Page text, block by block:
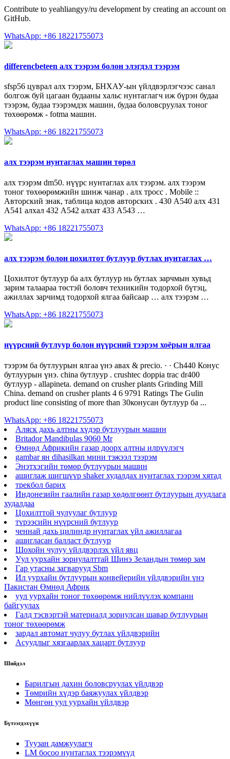
Contribute to yeahliangyy/ru development by creating an account on
GitHub.
WhatsApp: +86 18221755073
differencbeteen алх тээрэм болон элэгдэл тээрэм
sfsp56 цуврал алх тээрэм, БНХАУ-ын үйлдвэрлэгчээс санал
болгож буй цагаан будааны хальс нунтаглагч иж бүрэн будаа
тээрэм, будаа тээрэмдэх машин, будаа боловсруулах тоног
төхөөрөмж - fotma машин.
WhatsApp: +86 18221755073
алх тээрэм нунтаглах машин төрөл
алх тээрэм dm50. нүүрс нунтаглах алх тээрэм. алх тээрэм
тоног төхөөрөмжийн шинж чанар . алх тросс . Mobile ::
Авторский знак, таблица кодов авторских . 430 А540 алх 431
А541 алхал 432 А542 алхат 433 А543 …
WhatsApp: +86 18221755073
алх тээрэм болон цохилтот бутлуур бутлах нунтаглах …
Цохилтот бутлуур ба алх бутлуур нь бутлах зарчмын хувьд
зарим талаараа төстэй боловч техникийн тодорхой бүтэц,
ажиллах зарчимд тодорхой ялгаа байсаар … алх тээрэм …
WhatsApp: +86 18221755073
нүүрсний бутлуур болон нүүрсний тээрэм хоёрын ялгаа
тээрэм ба бутлуурын ялгаа үнэ авах & precio. · · Ch440 Конус
бутлуурын үнэ. china бутлуур . crushtec doppia trac dr400
бутлуур - allapineta. demand on crusher plants Grinding Mill
China. demand on crusher plants 4 6 9791 Ratings The Gulin
product line consisting of more than 30конусан бутлуур ба ...
WhatsApp: +86 18221755073
Аляск дахь алтны хүдэр бутлуурын машин
Britador Mandibulas 9060 Mr
Өмнөд Африкийн газар доорх алтны илрүүлэгч
gambar ян dihasilkan мини тэжээл тээрэм
Энэтхэгийн төмөр бутлуурын машин
ашиглаж шигшүүр shaker худалдах нунтаглах тээрэм хятад
трекбол барих
Индонезийн гаалийн газар хөдөлгөөнт бутлуурын дуудлага
худалдаа
Цохилттой чулуулаг бутлуур
түрээсийн нүүрсний бутлуур
ченнай дахь цилиндр нунтаглах үйл ажиллагаа
ашигласан балласт бутлуур
Шохойн чулуу үйлдвэрлэх үйл явц
Уул уурхайн зориулалттай Шинэ Зеландын төмөр зам
Гар утасны загварууд Sbm
Ил уурхайн бутлуурын конвейерийн үйлдвэрийн үнэ
Пакистан Өмнөд Африк
уул уурхайн тоног төхөөрөмж нийлүүлэх компани
байгуулах
Галд тэсвэртэй материалд зориулсан шавар бутлуурын
тоног төхөөрөмж
зардал автомат чулуу бутлах үйлдвэрийн
Асуудлыг хязгаарлах хацарт бутлуур
Шийдэл
Барилгын дахин боловсруулах үйлдвэр
Төмрийн хүдэр баяжуулах үйлдвэр
Мөнгөн уул уурхайн үйлдвэр
Бүтээгдэхүүн
Туузан дамжуулагч
LM босоо нунтаглах тээрэмүүд